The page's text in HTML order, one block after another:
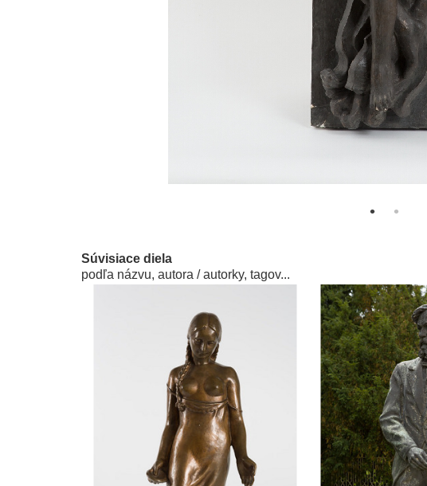
Súvisiace diela
podľa názvu, autora / autorky, tagov...